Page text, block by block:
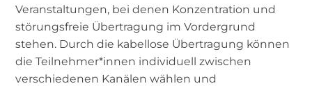
Veranstaltungen, bei denen Konzentration und
störungsfreie Übertragung im Vordergrund
stehen. Durch die kabellose Übertragung können
die Teilnehmer*innen individuell zwischen
verschiedenen Kanälen wählen und